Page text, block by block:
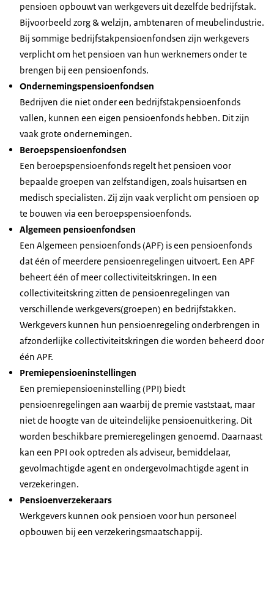
pensioen opbouwt van werkgevers uit dezelfde bedrijfstak.
Bijvoorbeeld zorg & welzijn, ambtenaren of meubelindustrie.
Bij sommige bedrijfstakpensioenfondsen zijn werkgevers
verplicht om het pensioen van hun werknemers onder te
brengen bij een pensioenfonds.
Ondernemingspensioenfondsen
Bedrijven die niet onder een bedrijfstakpensioenfonds
vallen, kunnen een eigen pensioenfonds hebben. Dit zijn
vaak grote ondernemingen.
Beroepspensioenfondsen
Een beroepspensioenfonds regelt het pensioen voor
bepaalde groepen van zelfstandigen, zoals huisartsen en
medisch specialisten. Zij zijn vaak verplicht om pensioen op
te bouwen via een beroepspensioenfonds.
Algemeen pensioenfondsen
Een Algemeen pensioenfonds (APF) is een pensioenfonds
dat één of meerdere pensioenregelingen uitvoert. Een APF
beheert één of meer collectiviteitskringen. In een
collectiviteitskring zitten de pensioenregelingen van
verschillende werkgevers(groepen) en bedrijfstakken.
Werkgevers kunnen hun pensioenregeling onderbrengen in
afzonderlijke collectiviteitskringen die worden beheerd door
één APF.
Premiepensioeninstellingen
Een premiepensioeninstelling (PPI) biedt
pensioenregelingen aan waarbij de premie vaststaat, maar
niet de hoogte van de uiteindelijke pensioenuitkering. Dit
worden beschikbare premieregelingen genoemd. Daarnaast
kan een PPI ook optreden als adviseur, bemiddelaar,
gevolmachtigde agent en ondergevolmachtigde agent in
verzekeringen.
Pensioenverzekeraars
Werkgevers kunnen ook pensioen voor hun personeel
opbouwen bij een verzekeringsmaatschappij.